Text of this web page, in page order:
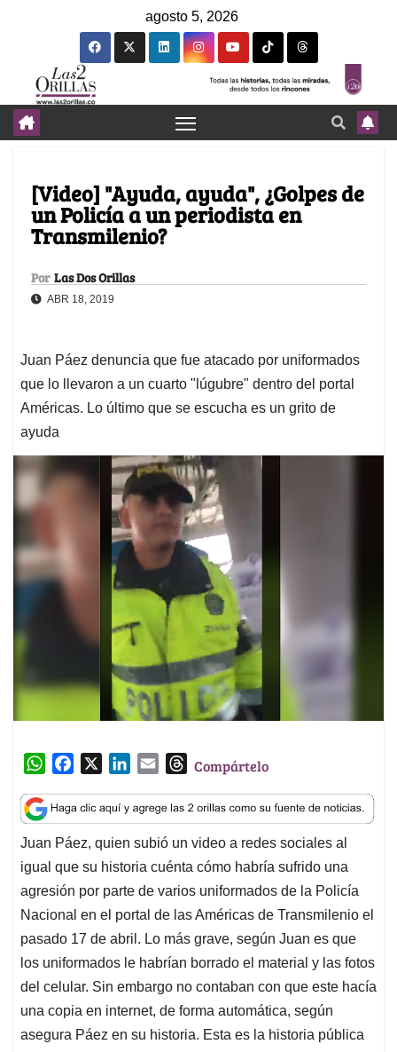
agosto 5, 2026
[Video] "Ayuda, ayuda", ¿Golpes de
un Policía a un periodista en
Transmilenio?
Por Las Dos Orillas
ABR 18, 2019
Juan Páez denuncia que fue atacado por uniformados
que lo llevaron a un cuarto "lúgubre" dentro del portal
Américas. Lo último que se escucha es un grito de
ayuda
W
a
t
s
A
p
p
c
e
b
o
o
k
n
k
e
d
I
n
a
i
l
T
r
e
a
d
s
Compártelo
Juan Páez, quien subió un video a redes sociales al
igual que su historia cuénta cómo habría sufrido una
agresión por parte de varios uniformados de la Policía
Nacional en el portal de las Américas de Transmilenio el
pasado 17 de abril. Lo más grave, según Juan es que
los uniformados le habrían borrado el material y las fotos
del celular. Sin embargo no contaban con que este hacía
una copia en internet, de forma automática, según
asegura Páez en su historia. Esta es la historia pública